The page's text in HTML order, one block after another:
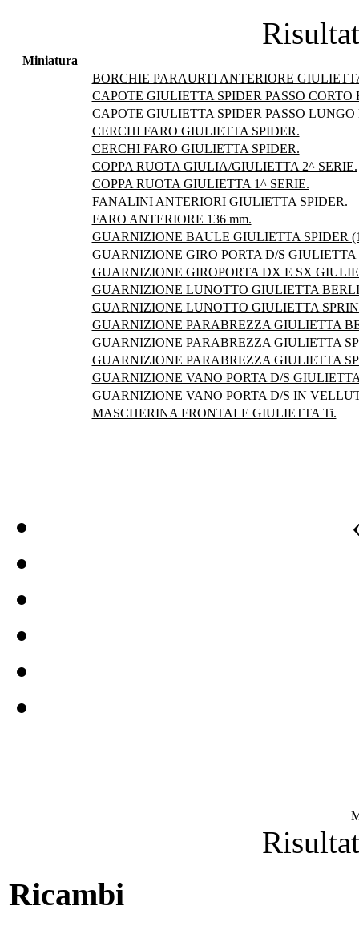
Miniatura
BORCHIE PARAURTI ANTERIORE
CAPOTE GIULIETTA SPIDER PASSO CORTO
CAPOTE GIULIETTA SPIDER PASSO LUNGO
CERCHI FARO GIULIETTA SPIDER.
CERCHI FARO GIULIETTA SPIDER.
COPPA RUOTA GIULIA/GIULIETTA 2^ SERIE.
COPPA RUOTA GIULIETTA 1^ SERIE.
FANALINI ANTERIORI GIULIETTA SPIDER.
FARO ANTERIORE 136 mm.
GUARNIZIONE BAULE GIULIETTA SPIDER
GUARNIZIONE GIRO PORTA D/S
GUARNIZIONE GIROPORTA DX E SX
GUARNIZIONE LUNOTTO GIULIETTA
GUARNIZIONE LUNOTTO GIULIETTA
GUARNIZIONE PARABREZZA GIULIETTA
GUARNIZIONE PARABREZZA GIULIETTA
GUARNIZIONE PARABREZZA GIULIETTA
GUARNIZIONE VANO PORTA D/S
GUARNIZIONE VANO PORTA D/S IN
MASCHERINA FRONTALE GIULIETTA Ti.
Ricambi